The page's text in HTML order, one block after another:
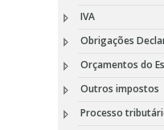
IVA
Obrigações
Orçamentos do
Outros impostos
Processo